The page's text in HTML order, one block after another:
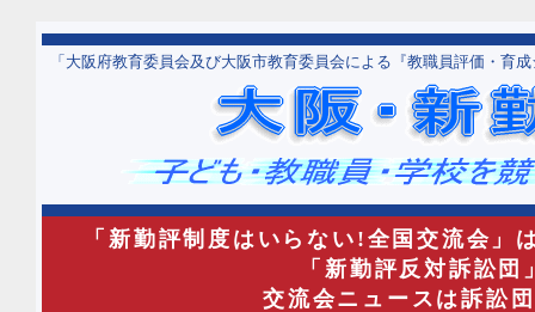
「大阪府教育委員会及び大阪市教育委員会による『教職員評価・育
「新勤評制度はいらない!全国交流会」
「新勤評反対訴訟
交流会ニュースは訴訟